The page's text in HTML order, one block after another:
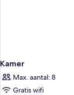
Kamer
Max. aantal: 8
Gratis wifi